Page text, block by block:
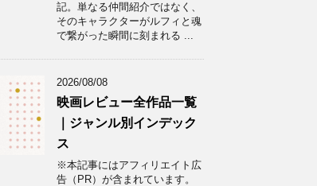
記。単なる仲間紹介ではなく、
そのキャラクターがルフィと魂
で繋がった瞬間に刻まれる ...
2026/08/08
映画レビュー全作品一覧
｜ジャンル別インデック
ス
※本記事にはアフィリエイト広
告（PR）が含まれています。